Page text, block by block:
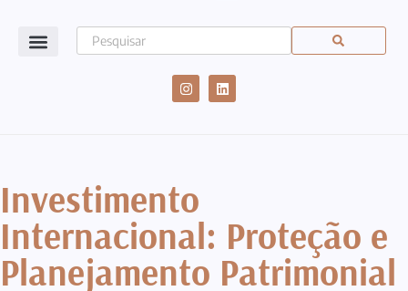
Investimento
Internacional: Proteção e
Planejamento Patrimonial